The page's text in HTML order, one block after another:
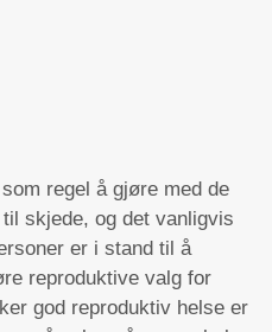
regel å gjøre med de
skjede, og det vanligvis
er i stand til å
reproduktive valg for
god reproduktiv helse er